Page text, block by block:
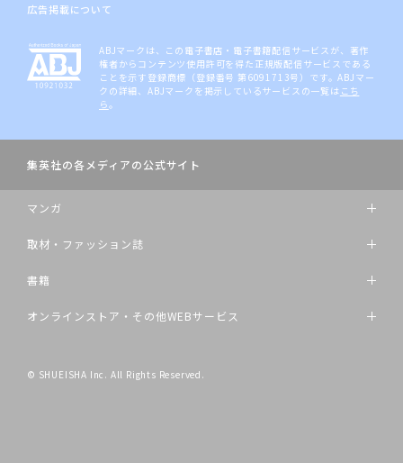
広告掲載について
ABJマークは、この電子書店・電子書籍配信サービスが、著作
権者からコンテンツ使用許可を得た正規版配信サービスである
ことを示す登録商標（登録番号 第6091713号）です。ABJマー
クの詳細、ABJマークを掲示しているサービスの一覧は こち
ら。
集英社の各メディアの公式サイト
マンガ
取材・ファッション誌
書籍
オンラインストア・その他WEBサービス
© SHUEISHA Inc. All Rights Reserved.